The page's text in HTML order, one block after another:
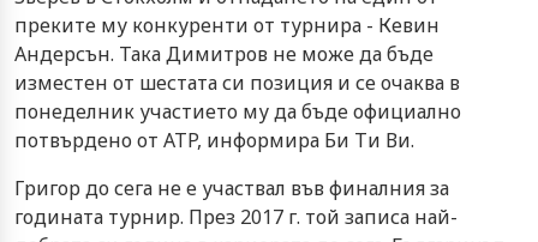
преките му конкуренти от турнира - Кевин
Андерсън. Така Димитров не може да бъде
изместен от шестата си позиция и се очаква в
понеделник участието му да бъде официално
потвърдено от ATP, информира Би Ти Ви.
Григор до сега не е участвал във финалния за
годината турнир. През 2017 г. той записа най-